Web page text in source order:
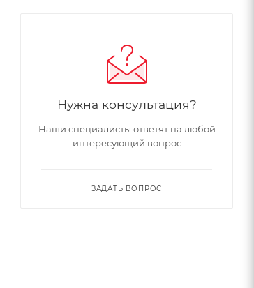
Нужна консультация?
Наши специалисты ответят на любой
интересующий вопрос
ЗАДАТЬ ВОПРОС